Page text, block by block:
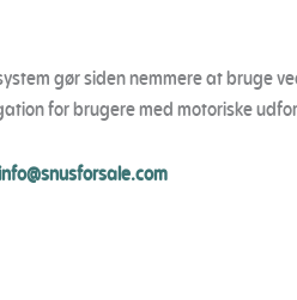
gør siden nemmere at bruge
for brugere med motoriske